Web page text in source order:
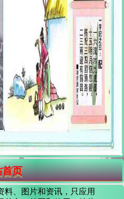
首页
料、图片和资讯，只应用